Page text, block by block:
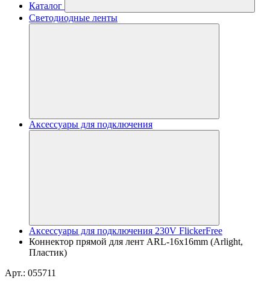
Каталог
Светодиодные ленты
Аксессуары для подключения
Аксессуары для подключения 230V FlickerFree
Коннектор прямой для лент ARL-16x16mm (Arlight,
Пластик)
Арт.: 055711